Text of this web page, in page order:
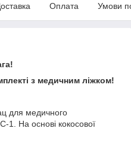
Оплата Умови
з медичним ліжком!
для медичного
1. На основі кокосової